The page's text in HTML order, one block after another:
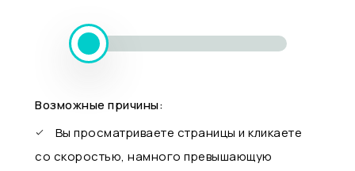
Возможные причины:
Вы просматриваете страницы и кликаете
со скоростью, намного превышающую